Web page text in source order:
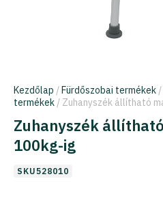
Kezdőlap /Fürdőszobai termékek /
termékek / Zuhanyszék állítható
Zuhanyszék
100kg-ig
SKU528010